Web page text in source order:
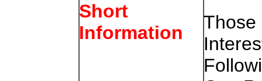
Short
Information
Those